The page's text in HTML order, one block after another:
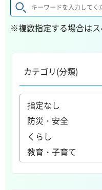
※複数指定する場合は
カテゴリ(分類)